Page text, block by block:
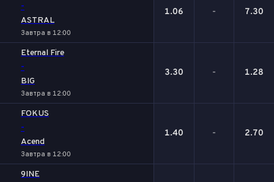
-
ASTRAL
Завтра в 12:00
1.06 - 7.30
Eternal Fire
-
BIG
Завтра в 12:00
3.30 - 1.28
FOKUS
-
Acend
Завтра в 12:00
1.40 - 2.70
9INE